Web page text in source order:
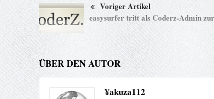
Voriger Artikel
easysurfer tritt als Coderz-Admin
ÜBER DEN AUTOR
¥akuza112